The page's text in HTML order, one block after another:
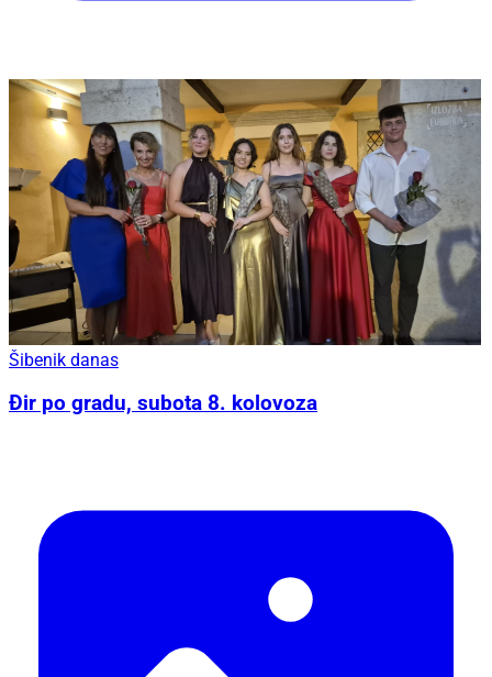
Šibenik danas
Đir po gradu, subota 8. kolovoza